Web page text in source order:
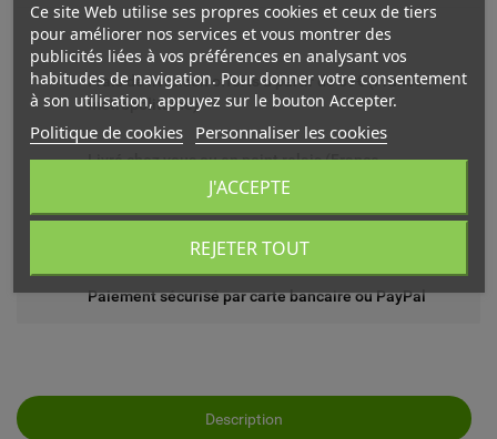
Frais de livraison offerts à partir de 69€ (France
métropolitaine)
Livré chez vous ou en point relais (France
Echange ou remboursement possible sous 14 jours
Paiement sécurisé par carte bancaire ou PayPal
Description
Ce site Web utilise ses propres cookies et ceux de tiers
pour améliorer nos services et vous montrer des
publicités liées à vos préférences en analysant vos
habitudes de navigation. Pour donner votre consentement
à son utilisation, appuyez sur le bouton Accepter.
Politique de cookies Personnaliser les cookies
REJETER TOUT
J'ACCEPTE